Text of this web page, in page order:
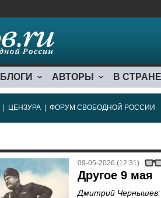
БЛОГИ АВТОРЫ В СТРАНЕ
ЦЕНЗУРА ФОРУМ СВОБОДНОЙ РОССИИ
09-05-2026 (12:31)
Другое 9 мая
Дмитрий Чернышев: